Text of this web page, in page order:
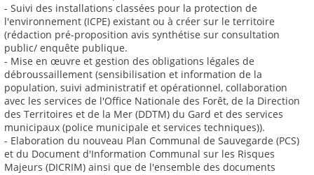
- Suivi des installations classées pour la protection de
l'environnement (ICPE) existant ou à créer sur le territoire
(rédaction pré-proposition avis synthétise sur consultation
public/ enquête publique.
- Mise en œuvre et gestion des obligations légales de
débroussaillement (sensibilisation et information de la
population, suivi administratif et opérationnel, collaboration
avec les services de l'Office Nationale des Forêt, de la Direction
des Territoires et de la Mer (DDTM) du Gard et des services
municipaux (police municipale et services techniques)).
- Elaboration du nouveau Plan Communal de Sauvegarde (PCS)
et du Document d'Information Communal sur les Risques
Majeurs (DICRIM) ainsi que de l'ensemble des documents